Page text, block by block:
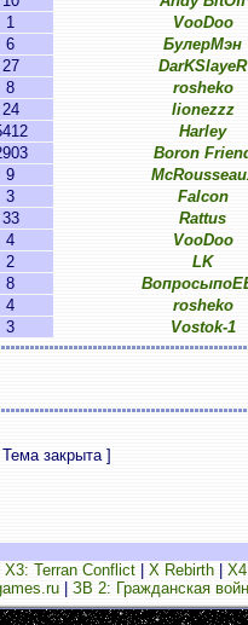
1 VooDoo
6 БулерМэн
27 DarKSlayeR
8 rosheko
24 lionezzz
Harley
Boron
9
3 Falcon
33 Rattus
4 VooDoo
2 LK
8
4 rosheko
3 Vostok-1
закрыта ]
X3: Terran Conflict| X Rebirth|
| ЗВ 2: Гражданская